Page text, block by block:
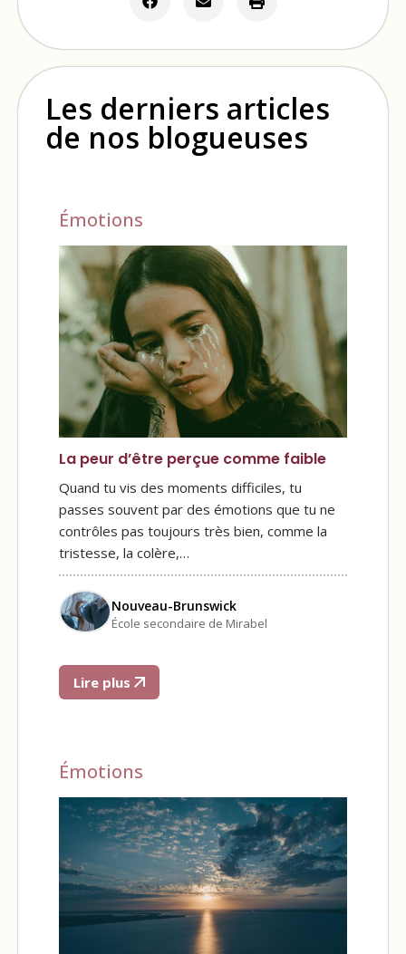
Les derniers articles
de nos blogueuses
Émotions
La peur d’être perçue comme faible
Quand tu vis des moments difficiles, tu
passes souvent par des émotions que tu ne
contrôles pas toujours très bien, comme la
tristesse, la colère,…
Nouveau-Brunswick
École secondaire de Mirabel
Lire plus
Émotions